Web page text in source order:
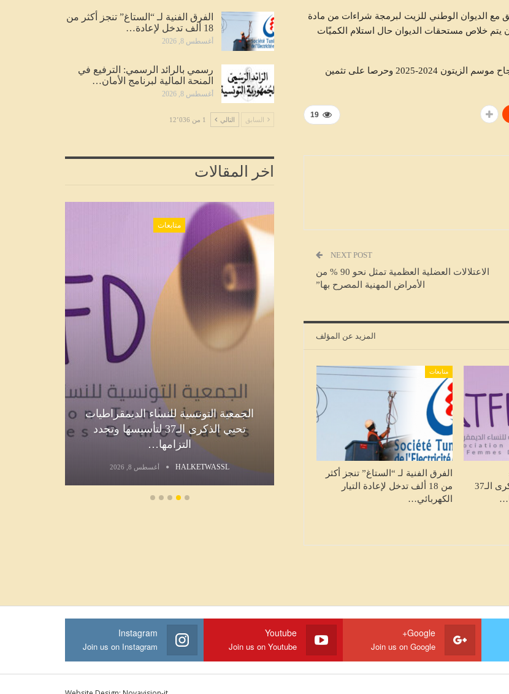
مع الديوان الوطني للزيت لبرمجة شراءات من مادة
يتم خلاص مستحقات الديوان حال استلام الكميّات
والجدير بالذكر أنّ هذه الإجراءات تأتي في إطار المساهمة لضمان نجاح موسم الزيتون 2024-2025 وحرصا على تثمين
19
NEXT POST
الاعتلالات العضلية العظمية تمثل نحو 90 % من
الأمراض المهنية المصرح بها”
المزيد عن المؤلف
الديمقراطيات تحيي الذكرى الـ37
متابعات
الفرق الفنية لـ “الستاغ” تنجز أكثر
من 18 ألف تدخل لإعادة التيار
الكهربائي…
الفرق الفنية لـ “الستاغ” تنجز أكثر من
18 ألف تدخل لإعادة…
أغسطس 8, 2026
رسمي بالرائد الرسمي: الترفيع في
المنحة المالية لبرنامج الأمان…
أغسطس 8, 2026
السابق التالي 1 من 12٬036
اخر المقالات
نقابة الصحفيين تدعو للامتناع عن توظيف
المضامين الصحفية خارج سياقاتها
والتصدي…
HALKETWASSL
متابعات
الجمعية التونسية للنساء الديمقراطيات
تحيي الذكرى الـ37 لتأسيسها وتجدد
التزامها…
HALKETWASSL أغسطس 8, 2026
Google+
Join us on Google
Youtube
Join us on Youtube
Instagram
Join us on Instagram